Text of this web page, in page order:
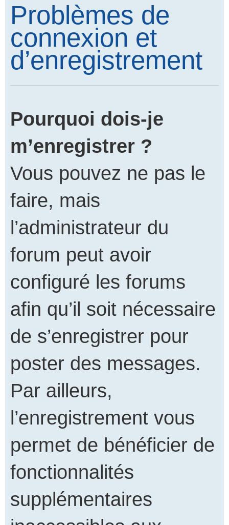
Problèmes de
connexion et
d’enregistrement
Pourquoi dois-je
m’enregistrer ?
Vous pouvez ne pas le
faire, mais
l’administrateur du
forum peut avoir
configuré les forums
afin qu’il soit nécessaire
de s’enregistrer pour
poster des messages.
Par ailleurs,
l’enregistrement vous
permet de bénéficier de
fonctionnalités
supplémentaires